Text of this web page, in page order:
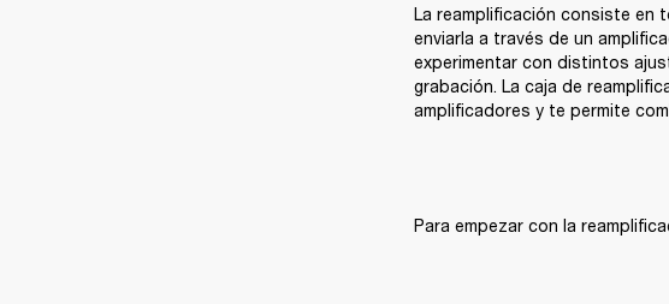
La reamplificación consiste en
enviarla a través de un
experimentar con distintos
grabación. La caja de
amplificadores y te permite
Para empezar con la